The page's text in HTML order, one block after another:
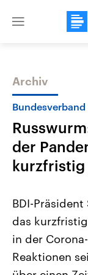
Close
Themen
2026
Alle
Sachsen-Anhalt
September 2026
Landtag. Seit
Bundesland von
Archiv
der
kurzfristig
BDI-
das
in der
Reaktionen